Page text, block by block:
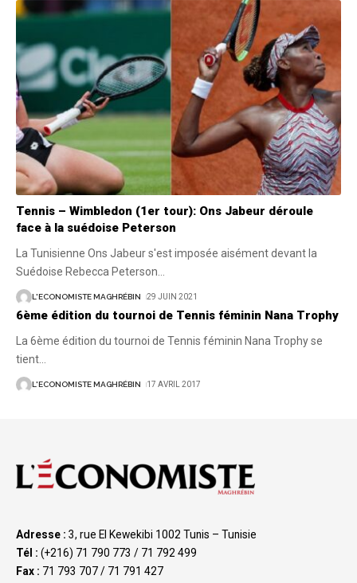
Tennis – Wimbledon (1er tour): Ons Jabeur déroule
face à la suédoise Peterson
La Tunisienne Ons Jabeur s'est imposée aisément devant la
Suédoise Rebecca Peterson
L'ECONOMISTE MAGHRÉBIN 29 JUIN 2021
6ème édition du tournoi de Tennis féminin Nana Trophy
La 6ème édition du tournoi de Tennis féminin Nana Trophy se
tient
L'ECONOMISTE MAGHRÉBIN 17 AVRIL 2017
Adresse : 3, rue El Kewekibi 1002 Tunis – Tunisie
Tél : (+216) 71 790 773 / 71 792 499
Fax : 71 793 707 / 71 791 427